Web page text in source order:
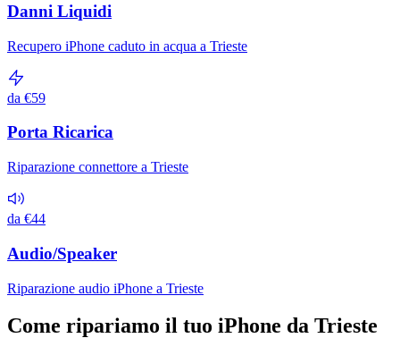
Danni Liquidi
Recupero iPhone caduto in acqua a Trieste
da €59
Porta Ricarica
Riparazione connettore a Trieste
da €44
Audio/Speaker
Riparazione audio iPhone a Trieste
Come ripariamo il tuo iPhone da Trieste